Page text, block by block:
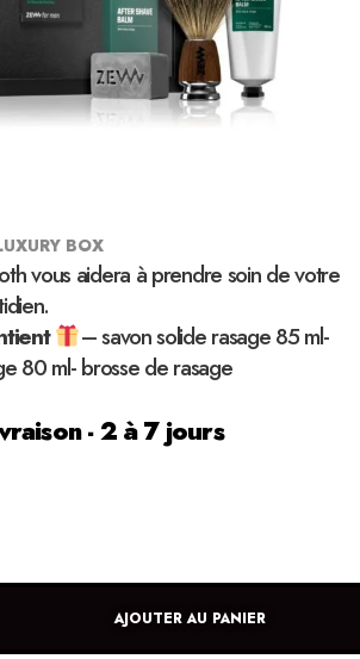
BOX
vous aidera à prendre soin de votre
– savon solide rasage 85 ml-
80 ml- brosse de rasage
- 2 à 7 jours
AJOUTER AU PANIER